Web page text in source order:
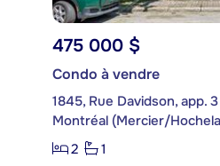
475 000 $
Condo à vendre
1845, Rue Davidson, app. 3
Montréal (Mercier/
2
1